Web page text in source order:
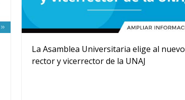
La Asamblea Universitaria elige al nuevo
rector y vicerrector de la UNAJ